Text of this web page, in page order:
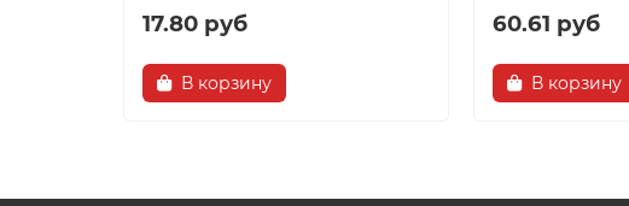
17.80 руб
В корзину
60.61 руб
В корзину